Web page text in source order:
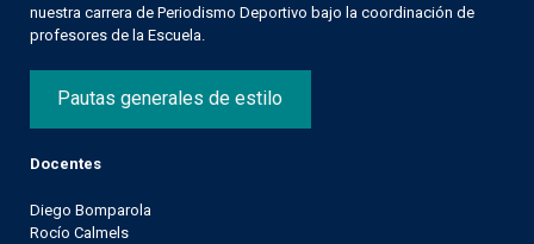
nuestra carrera de Periodismo Deportivo bajo la coordinación de
profesores de la Escuela.
Pautas generales de estilo
Docentes
Diego Bomparola
Rocío Calmels